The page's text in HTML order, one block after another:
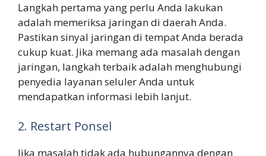
Langkah pertama yang perlu Anda lakukan
adalah memeriksa jaringan di daerah Anda.
Pastikan sinyal jaringan di tempat Anda berada
cukup kuat. Jika memang ada masalah dengan
jaringan, langkah terbaik adalah menghubungi
penyedia layanan seluler Anda untuk
mendapatkan informasi lebih lanjut.
2. Restart Ponsel
Jika masalah tidak ada hubungannya dengan